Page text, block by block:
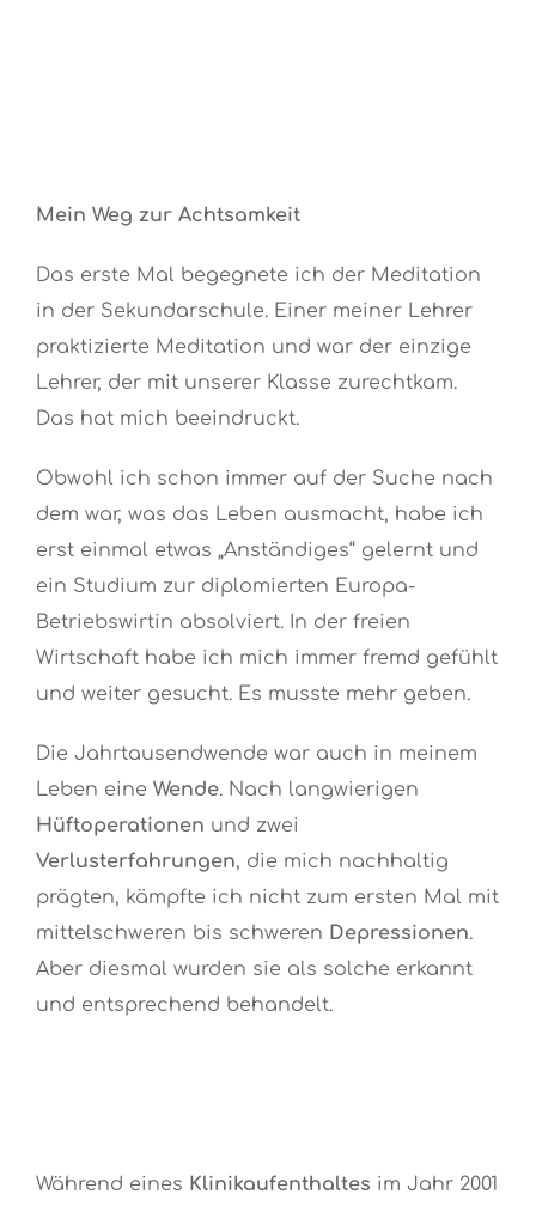
Mein Weg zur Achtsamkeit
Das erste Mal begegnete ich der Meditation
in der Sekundarschule. Einer meiner Lehrer
praktizierte Meditation und war der einzige
Lehrer, der mit unserer Klasse zurechtkam.
Das hat mich beeindruckt.
Obwohl ich schon immer auf der Suche nach
dem war, was das Leben ausmacht, habe ich
erst einmal etwas „Anständiges“ gelernt und
ein Studium zur diplomierten Europa-
Betriebswirtin absolviert. In der freien
Wirtschaft habe ich mich immer fremd gefühlt
und weiter gesucht. Es musste mehr geben.
Die Jahrtausendwende war auch in meinem
Leben eine Wende. Nach langwierigen
Hüftoperationen und zwei
Verlusterfahrungen, die mich nachhaltig
prägten, kämpfte ich nicht zum ersten Mal mit
mittelschweren bis schweren Depressionen.
Aber diesmal wurden sie als solche erkannt
und entsprechend behandelt.
Während eines Klinikaufenthaltes im Jahr 2001